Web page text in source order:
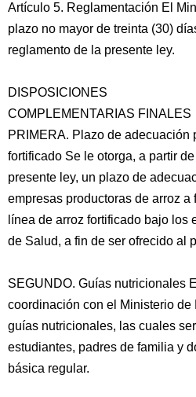
Artículo 5. Reglamentación El
plazo no mayor de treinta (30)
reglamento de la presente ley.
DISPOSICIONES
COMPLEMENTARIAS FINALES
PRIMERA. Plazo de adecuación
fortificado Se le otorga, a partir
presente ley, un plazo de
empresas productoras de arroz
línea de arroz fortificado bajo los
de Salud, a fin de ser ofrecido al
SEGUNDO. Guías nutricionales
coordinación con el Ministerio de
guías nutricionales, las cuales
estudiantes, padres de familia y
básica regular.